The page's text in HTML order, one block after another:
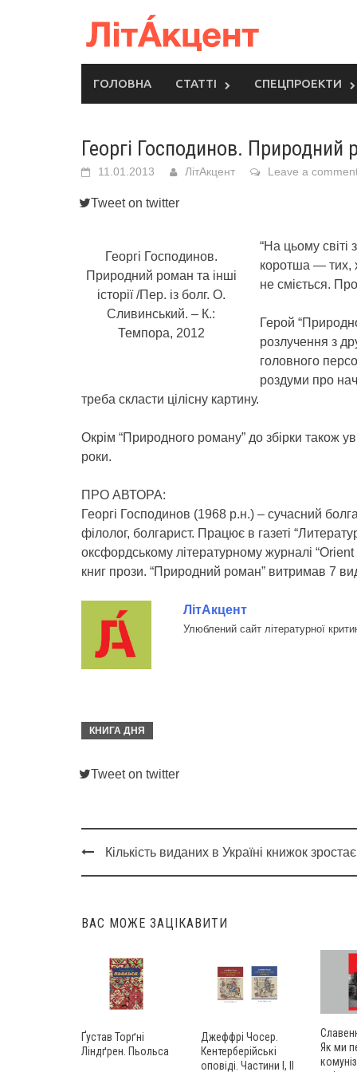
ГОЛОВНА СТАТТІ СПЕЦПРОЕКТИ
Георгі Господинов. Природний
11.01.2013 ЛітАкцент Leave a
Tweet on twitter
Георгі Господинов.
Природний роман та інші
історії /Пер. із болг. О.
Сливинський. – К.:
Темпора, 2012
“На цьому світі
коротша — тих,
не сміється.
Герой
розлучення з
головного
роздуми про
треба скласти цілісну картину.
Окрім “Природного роману” до збірки також
роки.
ПРО АВТОРА:
Георгі Господинов (1968 р.н.) – сучасний
філолог, болгарист. Працює в газеті
оксфордському літературному журналі
книг прози. “Природний роман” витримав 7
ЛітАкцент
Улюблений сайт літературної
КНИГА ДНЯ
Tweet on twitter
Post
Кількість виданих в Україні книжок зростає
ВАС МОЖЕ ЗАЦІКАВИТИ
Ґустав Торґні
Ліндґрен. Пьольса
Джеффрі Чосер.
Кентерберійські
оповіді. Частини І, ІІ
Як ми